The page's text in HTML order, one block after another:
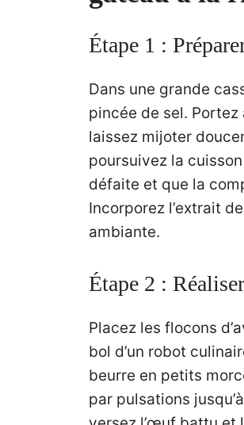
Étape 1 :
Dans une grande
pincée de sel.
laissez mijoter
poursuivez la
défaite et que la
Incorporez l’extrait
ambiante.
Étape 2 :
Placez les flocons
bol d’un robot
beurre en petits
par pulsations